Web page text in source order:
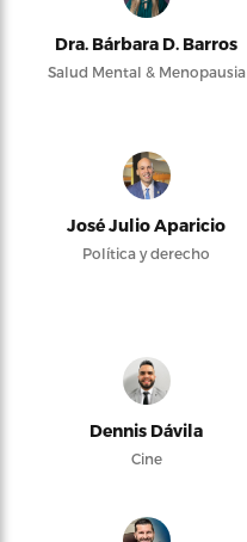
Dra. Bárbara D. Barros
Salud Mental & Menopausia
José Julio Aparicio
Política y derecho
Dennis Dávila
Cine